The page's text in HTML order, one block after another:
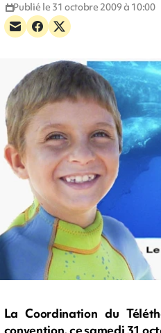
Publié le 31 octobre 2009 à 10:00
La Coordination du